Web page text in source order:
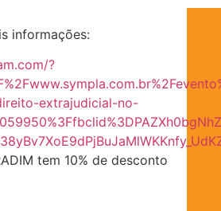
informações:
?
extrajudicial-no-
tem 10% de desconto